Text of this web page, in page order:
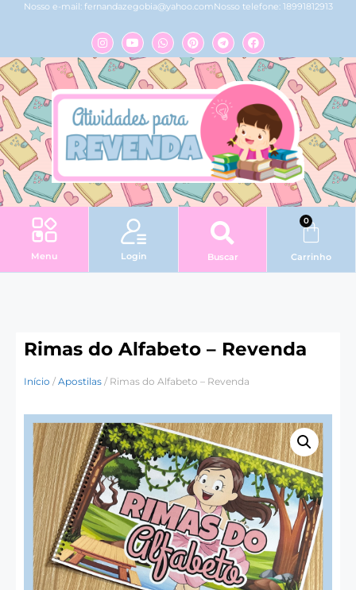
Nosso e-mail: fernandazegobia@yahoo.comNosso telefone: 18991812913
Menu Login Buscar
0
Carrinho
Rimas do Alfabeto – Revenda
Início / Apostilas / Rimas do Alfabeto – Revenda